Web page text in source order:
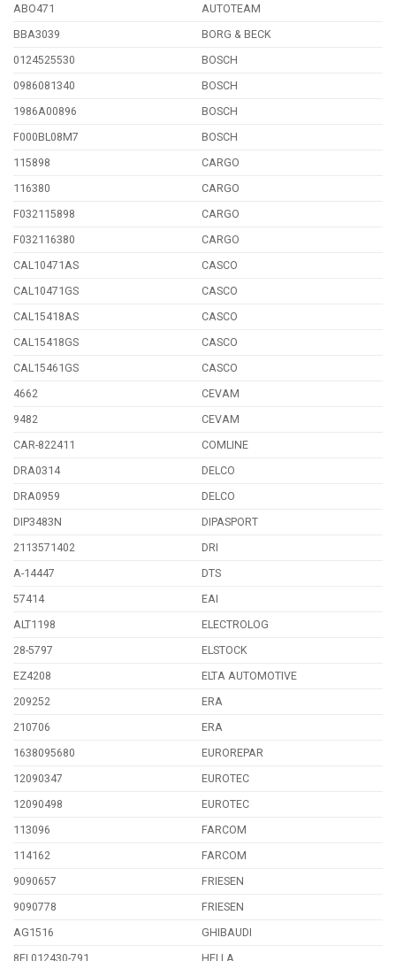
ABO471
AUTOTEAM
BBA3039
BORG & BECK
0124525530
BOSCH
0986081340
BOSCH
1986A00896
BOSCH
F000BL08M7
BOSCH
115898
CARGO
116380
CARGO
F032115898
CARGO
F032116380
CARGO
CAL10471AS
CASCO
CAL10471GS
CASCO
CAL15418AS
CASCO
CAL15418GS
CASCO
CAL15461GS
CASCO
4662
CEVAM
9482
CEVAM
CAR-822411
COMLINE
DRA0314
DELCO
DRA0959
DELCO
DIP3483N
DIPASPORT
2113571402
DRI
A-14447
DTS
57414
EAI
ALT1198
ELECTROLOG
28-5797
ELSTOCK
EZ4208
ELTA AUTOMOTIVE
209252
ERA
210706
ERA
1638095680
EUROREPAR
12090347
EUROTEC
12090498
EUROTEC
113096
FARCOM
114162
FARCOM
9090657
FRIESEN
9090778
FRIESEN
AG1516
GHIBAUDI
8EL012430-791
HELLA